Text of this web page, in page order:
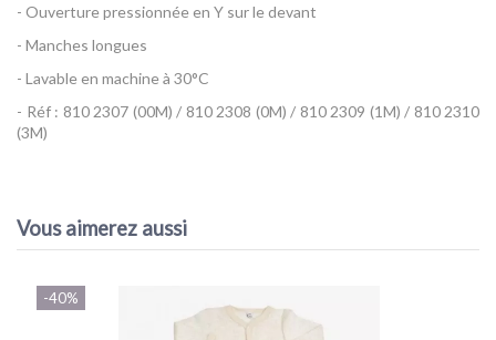
- Ouverture pressionnée en Y sur le devant
- Manches longues
- Lavable en machine à 30°C
- Réf : 810 2307 (00M) / 810 2308 (0M) / 810 2309 (1M) / 810 2310
(3M)
Vous aimerez aussi
-40%